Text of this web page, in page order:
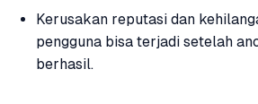
Kerusakan reputasi dan
pengguna bisa terjadi setelah
berhasil.